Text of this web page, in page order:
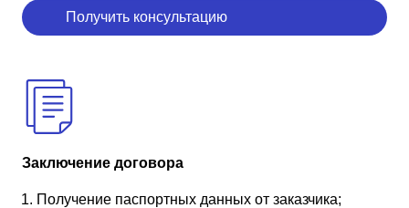
Получить консультацию
Заключение договора
Получение паспортных данных от заказчика;